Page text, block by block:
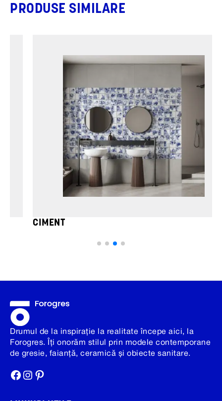
PRODUSE SIMILARE
CIMENT
Drumul de la inspirație la realitate începe aici, la
Forogres. Îți onorăm stilul prin modele contemporane
de gresie, faianță, ceramică și obiecte sanitare.
Facebook
Instagram
Pinterest